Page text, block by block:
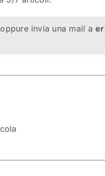
invia una mail a